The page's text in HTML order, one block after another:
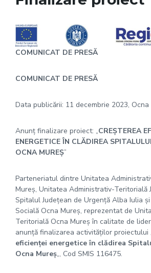
COMUNICAT DE PRESĂ
COMUNICAT DE PRESĂ
Data publicării: 11 decembrie 2023, Ocna
Anunț finalizare proiect: „CREȘTEREA
ENERGETICE ÎN CLĂDIREA
OCNA MUREȘ”
Parteneriatul dintre Unitatea
Mureș, Unitatea Administrativ-Teritorială
Spitalul Județean de Urgență Alba Iulia
Socială Ocna Mureș, reprezentat de
Teritorială Ocna Mureș în calitate de
anunţă finalizarea activităţilor proiectului
eficienţei energetice în clădirea
Ocna Mureș„, Cod SMIS 116475.